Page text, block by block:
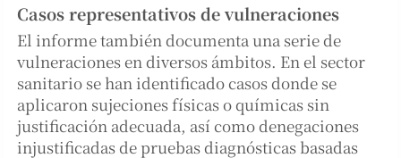
Casos representativos de vulneraciones
El informe también documenta una serie de
vulneraciones en diversos ámbitos. En el sector
sanitario se han identificado casos donde se
aplicaron sujeciones físicas o químicas sin
justificación adecuada, así como denegaciones
injustificadas de pruebas diagnósticas basadas